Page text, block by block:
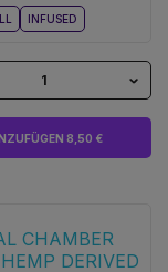
INFUSED
1
HINZUFÜGEN 8,50 €